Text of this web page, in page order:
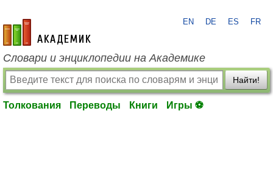
academic.ru
EN DE ES FR
Словари и энциклопедии на Академике
Найти!
Толкования Переводы Книги Игры ⚽